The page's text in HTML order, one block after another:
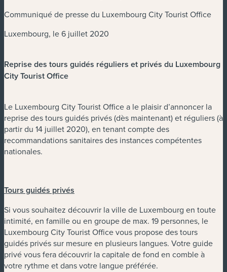
Communiqué de presse du Luxembourg City Tourist Office
Luxembourg, le 6 juillet 2020
Reprise des tours guidés réguliers et privés du Luxembourg
City Tourist Office
Le Luxembourg City Tourist Office a le plaisir d’annoncer la
reprise des tours guidés privés (dès maintenant) et réguliers (à
partir du 14 juillet 2020), en tenant compte des
recommandations sanitaires des instances compétentes
nationales.
Tours guidés privés
Si vous souhaitez découvrir la ville de Luxembourg en toute
intimité, en famille ou en groupe de max. 19 personnes, le
Luxembourg City Tourist Office vous propose des tours
guidés privés sur mesure en plusieurs langues. Votre guide
privé vous fera découvrir la capitale de fond en comble à
votre rythme et dans votre langue préférée.